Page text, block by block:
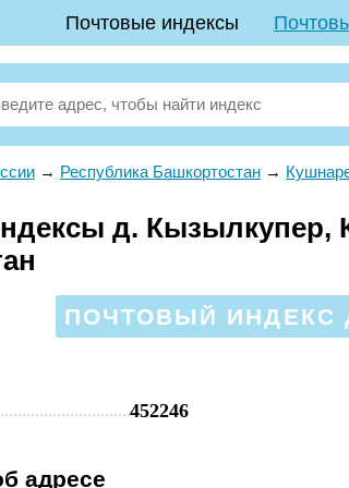
Почтовые индексы
→ Республика Башкортостан →
д. Кызылкупер,
ПОЧТОВЫЙ ИНДЕКС
452246
адресе